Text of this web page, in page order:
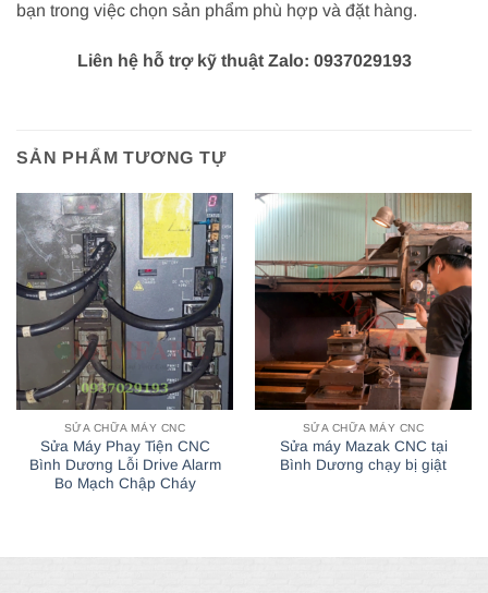
bạn trong việc chọn sản phẩm phù hợp và đặt hàng.
Liên hệ hỗ trợ kỹ thuật Zalo: 0937029193
SẢN PHẨM TƯƠNG TỰ
SỬA CHỮA MÁY CNC
Sửa Máy Phay Tiện CNC
Bình Dương Lỗi Drive Alarm
Bo Mạch Chập Cháy
SỬA CHỮA MÁY CNC
Sửa máy Mazak CNC tại
Bình Dương chạy bị giật